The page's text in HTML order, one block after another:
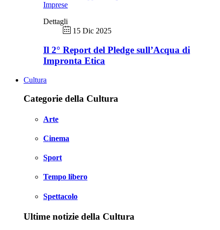
Imprese
Dettagli
15 Dic 2025
Il 2° Report del Pledge sull’Acqua di
Impronta Etica
Cultura
Categorie della Cultura
Arte
Cinema
Sport
Tempo libero
Spettacolo
Ultime notizie della Cultura